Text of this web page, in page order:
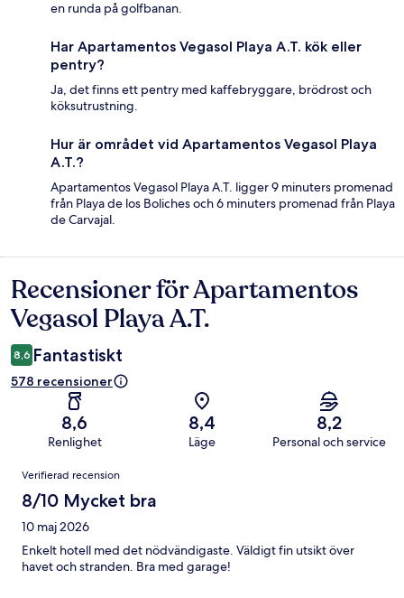
en runda på golfbanan.
Har Apartamentos Vegasol Playa A.T. kök eller
pentry?
Ja, det finns ett pentry med kaffebryggare, brödrost och
köksutrustning.
Hur är området vid Apartamentos Vegasol Playa
A.T.?
Apartamentos Vegasol Playa A.T. ligger 9 minuters promenad
från Playa de los Boliches och 6 minuters promenad från Playa
de Carvajal.
Recensioner
Recensioner för Apartamentos
Vegasol Playa A.T.
8,6 Fantastiskt
578 recensioner
8,6
Renlighet
8,4
Läge
8,2
Personal och service
Recensioner
Verifierad recension
8/10 Mycket bra
10 maj 2026
Enkelt hotell med det nödvändigaste. Väldigt fin utsikt över
havet och stranden. Bra med garage!